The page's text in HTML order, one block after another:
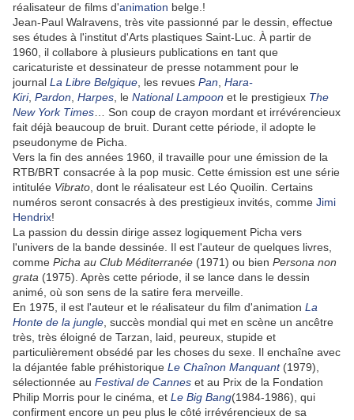
réalisateur de films d'animation belge.!
Jean-Paul Walravens, très vite passionné par le dessin, effectue
ses études à l'institut d'Arts plastiques Saint-Luc. À partir de
1960, il collabore à plusieurs publications en tant que
caricaturiste et dessinateur de presse notamment pour le
journal La Libre Belgique , les revues Pan Hara-
Kiri, Pardon Harpes , le National Lampoon et le prestigieux The
New York Times … Son coup de crayon mordant et irrévérencieux
fait déjà beaucoup de bruit. Durant cette période, il adopte le
pseudonyme de Picha.
Vers la fin des années 1960, il travaille pour une émission de la
RTB/BRT consacrée à la pop music. Cette émission est une série
intitulée Vibrato , dont le réalisateur est Léo Quoilin. Certains
numéros seront consacrés à des prestigieux invités, comme Jimi
Hendrix!
La passion du dessin dirige assez logiquement Picha vers
l'univers de la bande dessinée. Il est l'auteur de quelques livres,
comme Picha au Club Méditerranée (1971) ou bien Persona non
grata (1975). Après cette période, il se lance dans le dessin
animé, où son sens de la satire fera merveille.
En 1975, il est l'auteur et le réalisateur du film d'animation La
Honte de la jungle , succès mondial qui met en scène un ancêtre
très, très éloigné de Tarzan, laid, peureux, stupide et
particulièrement obsédé par les choses du sexe. Il enchaîne avec
la déjantée fable préhistorique Le Chaînon Manquant(1979),
sélectionnée au Festival de Cannes et au Prix de la Fondation
Philip Morris pour le cinéma, et Le Big Bang(1984-1986), qui
confirment encore un peu plus le côté irrévérencieux de sa